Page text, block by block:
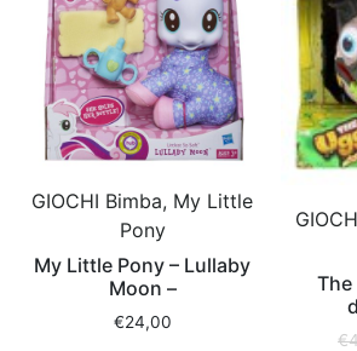
GIOCHI Bimba, My Little
Pony
My Little Pony – Lullaby
Moon –
€24,00
The
€